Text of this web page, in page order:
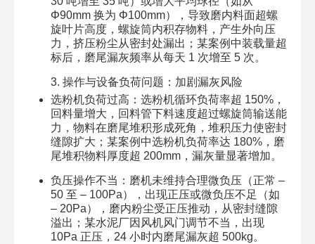
Φ90mm 换为 Φ100mm），导致磨内料面超螺
旋叶片高度，螺旋筒内积存物料，产生外向压
力，挤压粉尘从密封处漏出；某案例中装载量超
标后，磨尾漏灰频率从每天 1 次增至 5 次。​
3. 操作与设备负荷问题：加剧漏灰风险​
选粉机负荷过高：选粉机循环负荷率超 150%，
回料量增大，回料管下料速度超过螺旋筒输送能
力，物料在磨尾堆积形成死角，堆积压力使密封
缝隙扩大；某案例中选粉机负荷率达 180%，磨
尾堆积物料厚度超 200mm，漏灰量显著增加。​
负压操作不当：磨机未维持合理微负压（正常 –
50 至 – 100Pa），出现正压或微负压不足（如
– 20Pa），磨内粉尘受正压推动，从密封缝隙
溢出；某水泥厂因风机风门调节不当，出现
10Pa 正压，24 小时内磨尾漏灰超 500kg。​